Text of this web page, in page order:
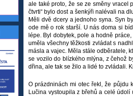
ale také proto, že se ze směny vracel
čtvrti“ bylo dost a šenkýři nalévali na
Měli dvě dcery a jednoho syna. Syn
ode mě o rok starší. U nás doma si
lépe. Byl dobytek, pole a hodně
uměla všechny těžkosti zvládat s
másla a vajec. Měla stále odběratele,
se vozilo do blízkého mlýna, z čehož
dřina, ale tak se žilo a lidé to zvládali.
O prázdninách mi otec řekl, že půjdu
Lučina vystoupila z břehů a celé